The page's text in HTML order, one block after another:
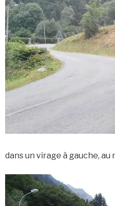
dans un virage à gauche,